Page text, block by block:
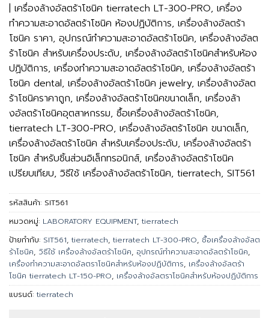
| เครื่องล้างอัลตร้าโซนิค tierratech LT-300-PRO, เครื่อง
ทำความสะอาดอัลตร้าโซนิค ห้องปฏิบัติการ, เครื่องล้างอัลตร้า
โซนิค ราคา, อุปกรณ์ทำความสะอาดอัลตร้าโซนิค, เครื่องล้างอัลต
ร้าโซนิค สำหรับเครื่องประดับ, เครื่องล้างอัลตร้าโซนิคสำหรับห้อง
ปฏิบัติการ, เครื่องทำความสะอาดอัลตร้าโซนิค, เครื่องล้างอัลตร้า
โซนิค dental, เครื่องล้างอัลตร้าโซนิค jewelry, เครื่องล้างอัลต
ร้าโซนิคราคาถูก, เครื่องล้างอัลตร้าโซนิคขนาดเล็ก, เครื่องล้า
งอัลตร้าโซนิคอุตสาหกรรม, ซื้อเครื่องล้างอัลตร้าโซนิค,
tierratech LT-300-PRO, เครื่องล้างอัลตร้าโซนิค ขนาดเล็ก,
เครื่องล้างอัลตร้าโซนิค สำหรับเครื่องประดับ, เครื่องล้างอัลตร้า
โซนิค สำหรับชิ้นส่วนอิเล็กทรอนิกส์, เครื่องล้างอัลตร้าโซนิค
เปรียบเทียบ, วิธีใช้ เครื่องล้างอัลตร้าโซนิค, tierratech, SIT561
รหัสสินค้า: SIT561
หมวดหมู่: LABORATORY EQUIPMENT, tierratech
ป้ายกำกับ: SIT561, tierratech, tierratech LT-300-PRO, ซื้อเครื่องล้างอัลต
ร้าโซนิค, วิธีใช้ เครื่องล้างอัลตร้าโซนิค, อุปกรณ์ทำความสะอาดอัลตร้าโซนิค,
เครื่องทำความสะอาดอัลตราโซนิคสำหรับห้องปฏิบัติการ, เครื่องล้างอัลตร้า
โซนิค tierratech LT-150-PRO, เครื่องล้างอัลตราโซนิคสำหรับห้องปฏิบัติการ
แบรนด์: tierratech